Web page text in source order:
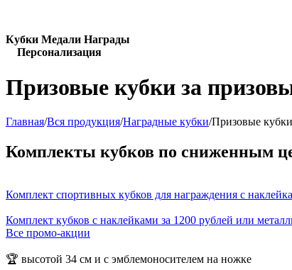
Кубки Медали Награды
Персонализация
Призовые кубки за
Главная/Вся продукция/Наградные кубки/Призовые
Комплекты кубков по сниженным
Комплект спортивных кубков для награждения с
Комплект кубков с наклейками за 1200 рублей или
Все промо-акции
🏆 высотой 34 см и с эмблемоносителем на ножке